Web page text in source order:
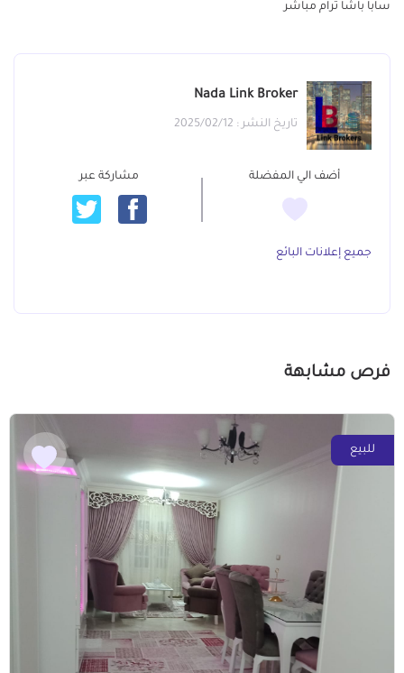
سابا باشا ترام مباشر
Nada Link Broker
تاريخ النشر : 2025/02/12
أضف الي المفضلة مشاركة عبر
جميع إعلانات البائع
فرص مشابهة
للبيع